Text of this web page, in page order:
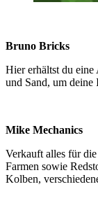
Bruno Bricks
Hier erhältst du
und Sand, um deine
Mike Mechanics
Verkauft alles für
Farmen sowie
Kolben,